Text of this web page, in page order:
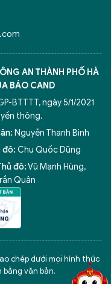
AN THÀNH PHỐ HÀ
BÁO CAND
BTTTT, ngày 5/1/2021
thông.
Nguyễn Thanh Bình
đô: Chu Quốc Dũng
đô:Vũ Mạnh Hùng,
Quân
chép dưới mọi hình thức
văn bản.
pháp xử lý điểm nghẽn của